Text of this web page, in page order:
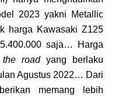
2023 yakni Metallic
harga Kawasaki Z125
saja… Harga
roadyang berlaku
Agustus 2022… Dari
memang lebih